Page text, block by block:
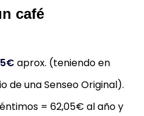
café
aprox. (teniendo en
de una Senseo Original).
= 62,05€ al año y